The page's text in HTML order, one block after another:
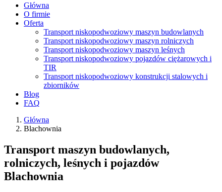
Główna
O firmie
Oferta
Transport niskopodwoziowy maszyn budowlanych
Transport niskopodwoziowy maszyn rolniczych
Transport niskopodwoziowy maszyn leśnych
Transport niskopodwoziowy pojazdów ciężarowych i
TIR
Transport niskopodwoziowy konstrukcji stalowych i
zbiorników
Blog
FAQ
Główna
Blachownia
Transport maszyn budowlanych,
rolniczych, leśnych i pojazdów
Blachownia